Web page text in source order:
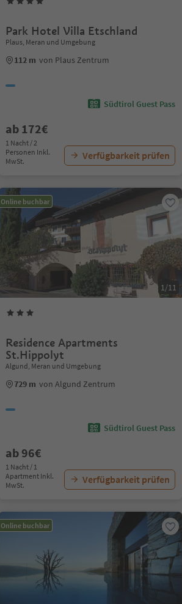
Park Hotel Villa Etschland
Plaus, Meran und Umgebung
112 m von Plaus Zentrum
Südtirol Guest Pass
ab 172€
1 Nacht / 2
Personen Inkl.
MwSt.
Verfügbarkeit prüfen
Online buchbar
1/11
Residence Apartments
St.Hippolyt
Algund, Meran und Umgebung
729 m von Algund Zentrum
Südtirol Guest Pass
ab 96€
1 Nacht / 1
Apartment Inkl.
MwSt.
Verfügbarkeit prüfen
Online buchbar